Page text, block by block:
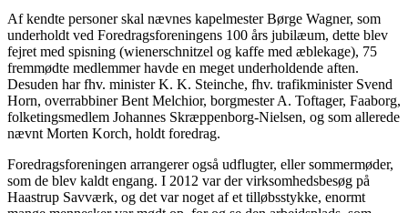
Af kendte personer skal nævnes kapelmester Børge Wagner, som
underholdt ved Foredragsforeningens 100 års jubilæum, dette blev
fejret med spisning (wienerschnitzel og kaffe med æblekage), 75
fremmødte medlemmer havde en meget underholdende aften.
Desuden har fhv. minister K. K. Steinche, fhv. trafikminister Svend
Horn, overrabbiner Bent Melchior, borgmester A. Toftager, Faaborg,
folketingsmedlem Johannes Skræppenborg-Nielsen, og som allerede
nævnt Morten Korch, holdt foredrag.
Foredragsforeningen arrangerer også udflugter, eller sommermøder,
som de blev kaldt engang. I 2012 var der virksomhedsbesøg på
Haastrup Savværk, og det var noget af et tilløbsstykke, enormt